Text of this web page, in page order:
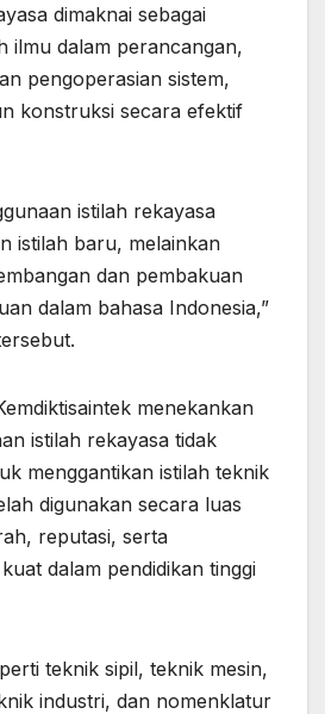
dimaknai sebagai
ilmu dalam perancangan,
pengoperasian sistem,
konstruksi secara efektif
istilah rekayasa
istilah baru, melainkan
dan pembakuan
dalam bahasa Indonesia,”
menekankan
istilah rekayasa tidak
menggantikan istilah teknik
digunakan secara luas
reputasi, serta
dalam pendidikan tinggi
teknik sipil, teknik mesin,
industri, dan nomenklatur